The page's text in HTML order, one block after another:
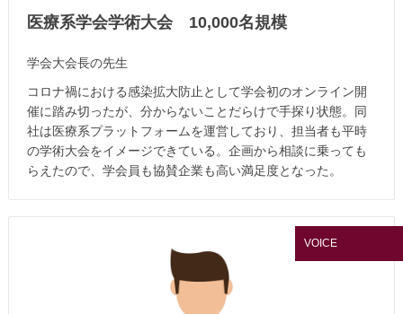
医療系学会学術大会 10,000名規模
学会大会長の先生
コロナ禍における感染拡大防止として学会初のオンライン開
催に踏み切ったが、分からないことだらけで手探り状態。同
社は医療系プラットフォームを運営しており、担当者も平時
の学術大会をイメージできている。企画から相談に乗っても
らえたので、学会員も協賛企業も高い満足度となった。
VOICE